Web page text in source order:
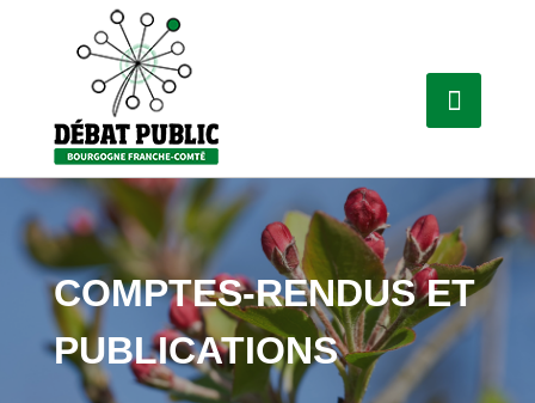
COMPTES-RENDUS ET
PUBLICATIONS